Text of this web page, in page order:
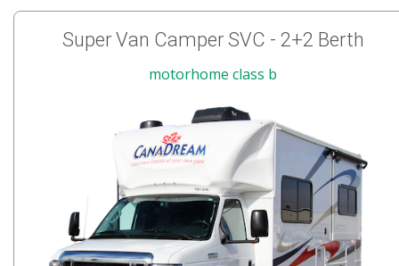
Super Van Camper SVC - 2+2 Berth
motorhome class b